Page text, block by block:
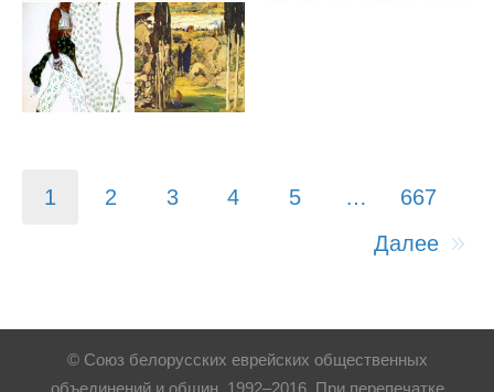
1 2 3 4 5 …
667
Далее
© Союз белорусских еврейских общественных
объединений и общин, 1992–2016. При перепечатке